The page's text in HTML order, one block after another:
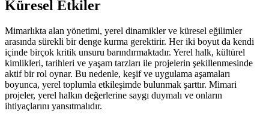
Küresel Etkiler
Mimarlıkta alan yönetimi, yerel dinamikler ve küresel eğilimler
arasında sürekli bir denge kurma gerektirir. Her iki boyut da kendi
içinde birçok kritik unsuru barındırmaktadır. Yerel halk, kültürel
kimlikleri, tarihleri ve yaşam tarzları ile projelerin şekillenmesinde
aktif bir rol oynar. Bu nedenle, keşif ve uygulama aşamaları
boyunca, yerel toplumla etkileşimde bulunmak şarttır. Mimari
projeler, yerel halkın değerlerine saygı duymalı ve onların
ihtiyaçlarını yansıtmalıdır.